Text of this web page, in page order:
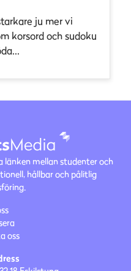
ju mer vi
korsord och sudoku
länken mellan studenter och
hållbar och pålitlig
oss